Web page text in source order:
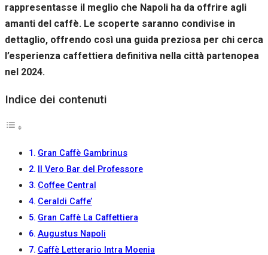
rappresentasse il meglio che Napoli ha da offrire agli
amanti del caffè. Le scoperte saranno condivise in
dettaglio, offrendo così una guida preziosa per chi cerca
l’esperienza caffettiera definitiva nella città partenopea
nel 2024.
Indice dei contenuti
Gran Caffè Gambrinus
Il Vero Bar del Professore
Coffee Central
Ceraldi Caffe’
Gran Caffè La Caffettiera
Augustus Napoli
Caffè Letterario Intra Moenia
Marketing
Condividendo i
tuoi interessi e il
tuo
comportamento
mentre visiti il
nostro sito,
possibilità di
personalizzati.